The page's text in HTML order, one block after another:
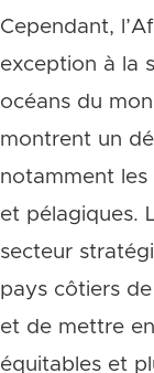
Cependant,
exception à la
océans du
montrent un
notamment les
et pélagiques.
secteur
pays côtiers
et de mettre
équitables et